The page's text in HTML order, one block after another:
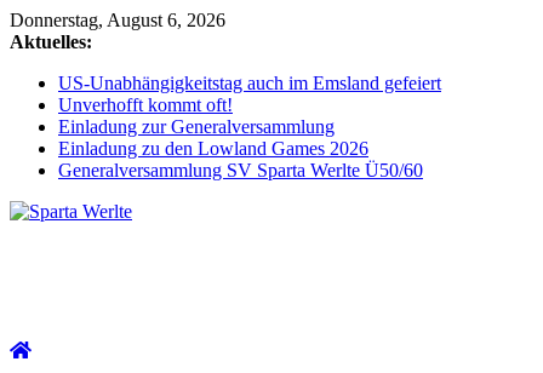
Zum
Inhalt
Donnerstag, August 6, 2026
Aktuelles:
US-Unabhängigkeitstag auch im Emsland gefeiert
Unverhofft kommt oft!
Einladung zur Generalversammlung
Einladung zu den Lowland Games 2026
Generalversammlung SV Sparta Werlte Ü50/60